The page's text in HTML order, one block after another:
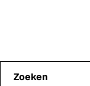
Genk
kunnen